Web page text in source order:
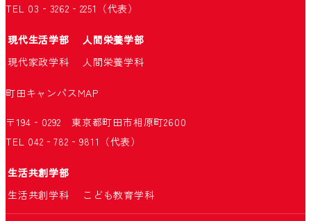
TEL 03‐3262‐2251（代表）
現代生活学部
人間栄養学部
現代家政学科
人間栄養学科
町田キャンパスMAP
〒194‐0292 東京都町田市相原町2600
TEL 042‐782‐9811（代表）
生活共創学部
生活共創学科
こども教育学科